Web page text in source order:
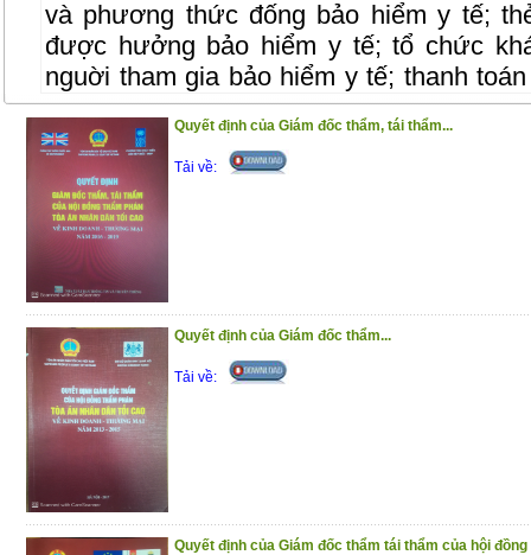
và phương thức đống bảo hiểm y tế;
được hưởng bảo hiểm y tế; tổ chức
nguời tham gia bảo hiểm y tế; thanh
bệnh bảo hiểm y tế; quỹ bảo hiểm y tế;
các bên liên quan đến bảo hiểm y tế…
Cuốn sách gồm 2 phần :
Phần I : Hỏi – đáp pháp luật về bảo
phần trả lời được trình bày theo các
chương trong Luật Bảo hiểm y tế
Phần II : Một số văn bản quy phạm pháp
y tế
Trân trọng giới thiệu đến bạn đọc !
(10/12/2020)
Quyết định của Giám đốc thẩm, tái thẩm...
Tải về:
Quyết định của Giám đốc thẩm...
Tải về:
Quyết định của Giám đốc thẩm tái thẩm của hội đồng